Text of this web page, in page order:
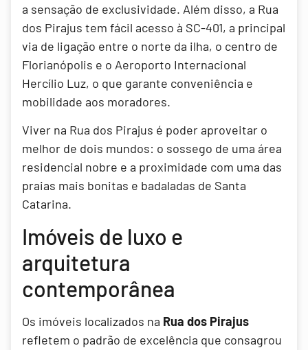
a sensação de exclusividade. Além disso, a Rua
dos Pirajus tem fácil acesso à SC-401, a principal
via de ligação entre o norte da ilha, o centro de
Florianópolis e o Aeroporto Internacional
Hercílio Luz, o que garante conveniência e
mobilidade aos moradores.
Viver na Rua dos Pirajus é poder aproveitar o
melhor de dois mundos: o sossego de uma área
residencial nobre e a proximidade com uma das
praias mais bonitas e badaladas de Santa
Catarina.
Imóveis de luxo e
arquitetura
contemporânea
Os imóveis localizados na Rua dos Pirajus
refletem o padrão de excelência que consagrou